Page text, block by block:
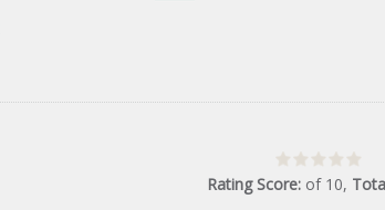
Rating Score: of 10,